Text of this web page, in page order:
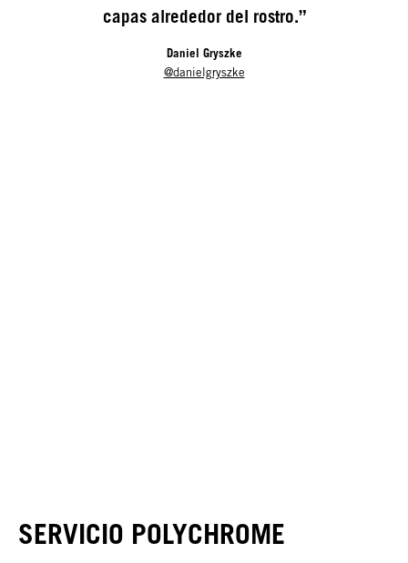
capas alrededor del rostro.”
Daniel Gryszke
@danielgryszke
SERVICIO POLYCHROME